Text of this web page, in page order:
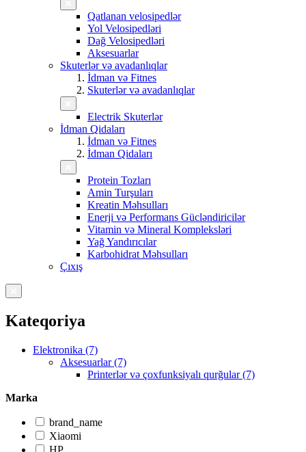
Qatlanan velosipedlər
Yol Velosipedləri
Dağ Velosipedləri
Aksesuarlar
Skuterlər və avadanlıqlar
İdman və Fitnes
Skuterlər və avadanlıqlar
Electrik Skuterlər
İdman Qidaları
İdman və Fitnes
İdman Qidaları
Protein Tozları
Amin Turşuları
Kreatin Məhsulları
Enerji və Performans Gücləndiricilər
Vitamin və Mineral Kompleksləri
Yağ Yandırıcılar
Karbohidrat Məhsulları
Çıxış
Kateqoriya
Elektronika (7)
Aksesuarlar (7)
Printerlər və çoxfunksiyalı qurğular (7)
Marka
brand_name
Xiaomi
HP